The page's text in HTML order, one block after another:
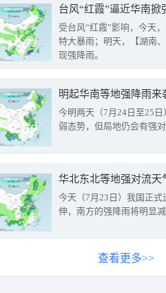
台风“红霞”逼近华南
受台风“红霞”影响，今天
特大暴雨；明天，【湖南
现强降雨。
明起华南等地强降雨
今明两天（7月24日至25
弱态势，但局地仍会有强
华北东北等地强对流天
今天（7月23日）我国正
伸，南方的强降雨将明显
查看更多>>